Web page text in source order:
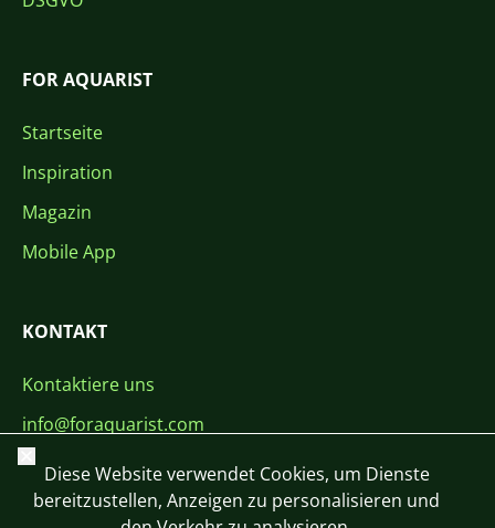
FOR AQUARIST
Startseite
Inspiration
Magazin
Mobile App
KONTAKT
Kontaktiere uns
info@foraquarist.com
+420 603 449 602
Schließen
Diese Website verwendet Cookies, um Dienste
bereitzustellen, Anzeigen zu personalisieren und